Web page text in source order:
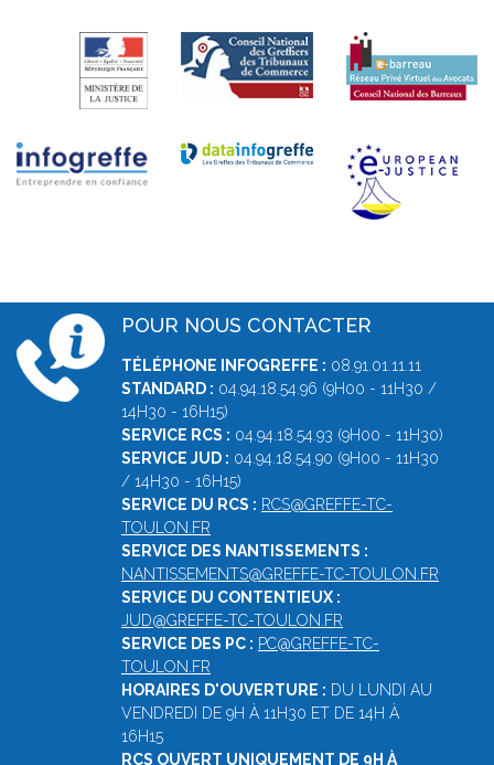
POUR NOUS CONTACTER
TÉLÉPHONE INFOGREFFE : 08.91.01.11.11
STANDARD : 04.94.18.54.96 (9H00 - 11H30 /
14H30 - 16H15)
SERVICE RCS : 04.94.18.54.93 (9H00 - 11H30)
SERVICE JUD : 04.94.18.54.90 (9H00 - 11H30
/ 14H30 - 16H15)
SERVICE DU RCS : RCS@GREFFE-TC-
TOULON.FR
SERVICE DES NANTISSEMENTS :
NANTISSEMENTS@GREFFE-TC-TOULON.FR
SERVICE DU CONTENTIEUX :
JUD@GREFFE-TC-TOULON.FR
SERVICE DES PC : PC@GREFFE-TC-
TOULON.FR
HORAIRES D'OUVERTURE : DU LUNDI AU
VENDREDI DE 9H À 11H30 ET DE 14H À
16H15
RCS OUVERT UNIQUEMENT DE 9H À